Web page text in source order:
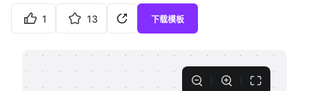
会员
1 13 下载模板